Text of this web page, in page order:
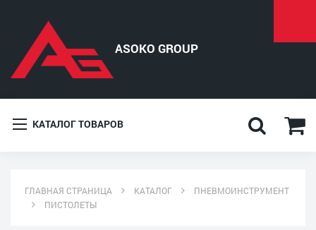
КАТАЛОГ ТОВАРОВ
ГЛАВНАЯ СТРАНИЦА КАТАЛОГ
ПНЕВМОИНСТРУМЕНТ
ПИСТОЛЕТЫ